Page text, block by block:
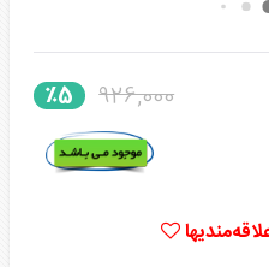
926,000 ٪5